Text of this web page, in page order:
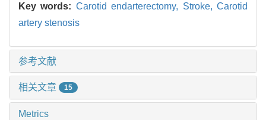
Key words: Carotid endarterectomy, Stroke,Carotid
artery stenosis
参考文献
相关文章 15
Metrics